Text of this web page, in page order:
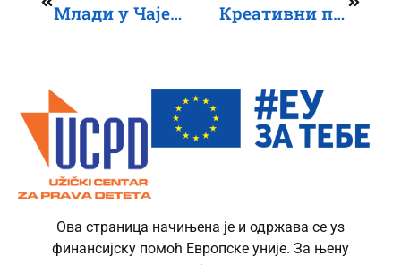
Млади у Чајетини и Севојну кроз радионице стекли знања о менталном здрављу Креативни погон: Улога циркуских вештина у промоцији права детета
Ова страница начињена је и одржава се уз
финансијску помоћ Европске уније. За њену